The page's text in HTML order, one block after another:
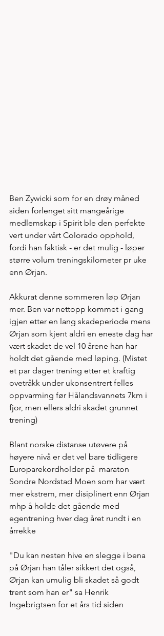
Ben Zywicki som for en drøy måned
siden forlenget sitt mangeårige
medlemskap i Spirit ble den perfekte
vert under vårt Colorado opphold,
fordi han faktisk - er det mulig - løper
større volum treningskilometer pr uke
enn Ørjan.
Akkurat denne sommeren løp Ørjan
mer. Ben var nettopp kommet i gang
igjen etter en lang skadeperiode mens
Ørjan som kjent aldri en eneste dag har
vært skadet de vel 10 årene han har
holdt det gående med løping. (Mistet
et par dager trening etter et kraftig
ovetråkk under ukonsentrert felles
oppvarming før Hålandsvannets 7km i
fjor, men ellers aldri skadet grunnet
trening)
Blant norske distanse utøvere på
høyere nivå er det vel bare tidligere
Europarekordholder på  maraton
Sondre Nordstad Moen som har vært
mer ekstrem, mer disiplinert enn Ørjan
mhp å holde det gående med
egentrening hver dag året rundt i en
årrekke
"Du kan nesten hive en slegge i bena
på Ørjan han tåler sikkert det også,
Ørjan kan umulig bli skadet så godt
trent som han er" sa Henrik
Ingebrigtsen for et års tid siden